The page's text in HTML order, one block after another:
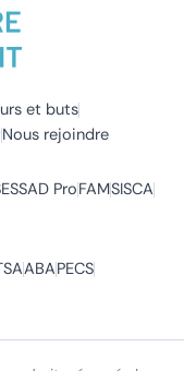
et buts
Nous rejoindre
ProFAMSISCA
ABAPECS